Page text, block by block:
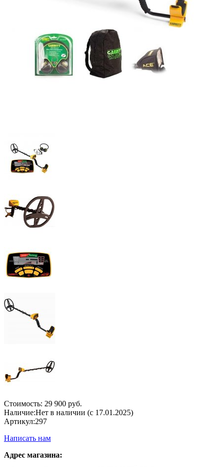
Стоимость: 29 900 руб.
Наличие:Нет в наличии (с 17.01.2025)
Артикул:297
Написать нам
Адрес магазина: